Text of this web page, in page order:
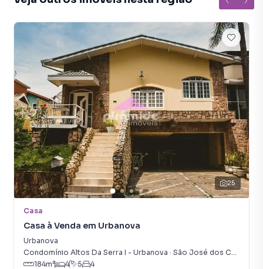
25
Casa
Casa à Venda em Urbanova
Urbanova
Condomínio Altos Da Serra I - Urbanova · São José dos Campos
184m² 4 5 4